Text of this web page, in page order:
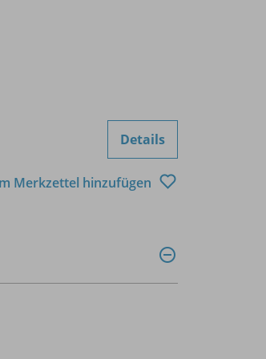
Details
Merkzettel hinzufügen